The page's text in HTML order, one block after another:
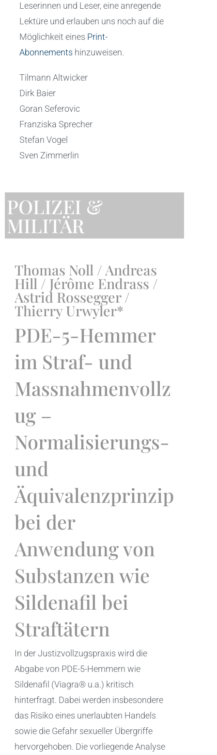
Leserinnen und Leser, eine anregende
Lektüre und erlauben uns noch auf die
Möglichkeit eines Print-
Abonnements hinzuweisen.
Tilmann Altwicker
Dirk Baier
Goran Seferovic
Franziska Sprecher
Stefan Vogel
Sven Zimmerlin
POLIZEI &
MILITÄR
Thomas Noll / Andreas
Hill / Jérôme Endrass /
Astrid Rossegger /
Thierry Urwyler*
PDE-5-Hemmer
im Straf- und
Massnahmenvollz
ug –
Normalisierungs-
und
Äquivalenzprinzip
bei der
Anwendung von
Substanzen wie
Sildenafil bei
Straftätern
In der Justizvollzugspraxis wird die
Abgabe von PDE-5-Hemmern wie
Sildenafil (Viagra® u.a.) kritisch
hinterfragt. Dabei werden insbesondere
das Risiko eines unerlaubten Handels
sowie die Gefahr sexueller Übergriffe
hervorgehoben. Die vorliegende Analyse